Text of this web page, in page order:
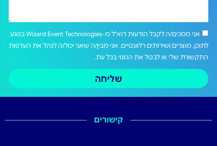
אני מסכים/ה לקבל הודעות דוא"ל מ-Wizard Event Technologies בנוגע
לתוכן, מוצרים ושירותים רלוונטיים. אני מבין/ה שאני יכול/ה לנהל את העדפות
התקשורת שלי או לבטל את המנוי בכל עת.
שליחה
קישורים